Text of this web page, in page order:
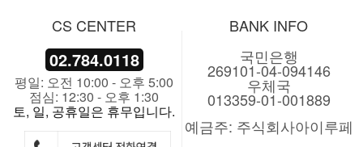
CS CENTER
02.784.0118
평일: 오전 10:00 - 오후 5:00
점심: 12:30 - 오후 1:30
토, 일, 공휴일은 휴무입니다.
BANK INFO
국민은행
269101-04-094146
우체국
013359-01-001889
예금주: 주식회사아이루페